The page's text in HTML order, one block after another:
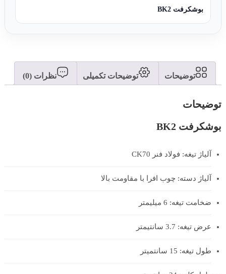
بوشکرفت BK2
توضیحات توضیحات تکمیلی نظرات (0)
توضیحات
بوشکرفت BK2
آلیاژ تیغه: فولاد فنر CK70
آلیاژ دسته: چوب افرا با مقاومت بالا
ضخامت تیغه: 6 میلیمتر
عرض تیغه: 3.7 سانتیمتر
طول تیغه: 15 سانتمیتر